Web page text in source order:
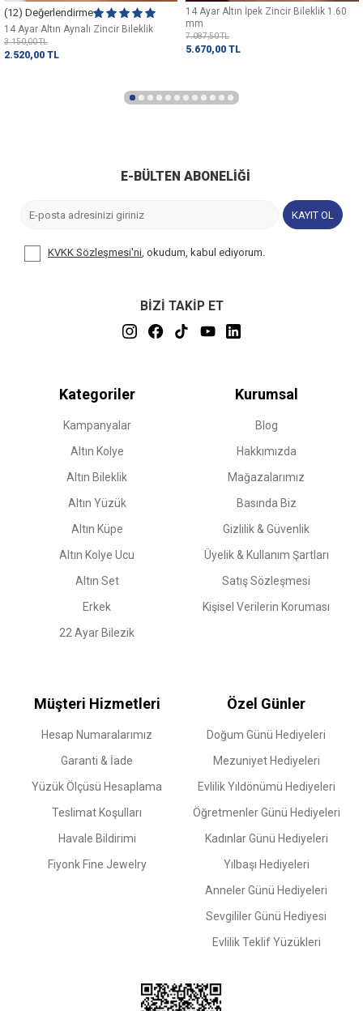
(12) Değerlendirme
14 Ayar Altın Aynalı Zincir Bileklik
3.150,00TL
2.520,00 TL
14 Ayar Altın İpek Zincir Bileklik 1.60
mm
7.087,50TL
5.670,00 TL
E-BÜLTEN ABONELIĞI
KAYIT OL
KVKK Sözleşmesi'ni, okudum, kabul ediyorum.
BİZİ TAKİP ET
Kategoriler
Kampanyalar
Altın Kolye
Altın Bileklik
Altın Yüzük
Altın Küpe
Altın Kolye Ucu
Altın Set
Erkek
22 Ayar Bilezik
Kurumsal
Blog
Hakkımızda
Mağazalarımız
Basında Biz
Gizlilik & Güvenlik
Üyelik & Kullanım Şartları
Satış Sözleşmesi
Kişisel Verilerin Koruması
Müşteri Hizmetleri
Hesap Numaralarımız
Garanti & İade
Yüzük Ölçüsü Hesaplama
Teslimat Koşulları
Havale Bildirimi
Fiyonk Fine Jewelry
Özel Günler
Doğum Günü Hediyeleri
Mezuniyet Hediyeleri
Evlilik Yıldönümü Hediyeleri
Öğretmenler Günü Hediyeleri
Kadınlar Günü Hediyeleri
Yılbaşı Hediyeleri
Anneler Günü Hediyeleri
Sevgililer Günü Hediyesi
Evlilik Teklif Yüzükleri